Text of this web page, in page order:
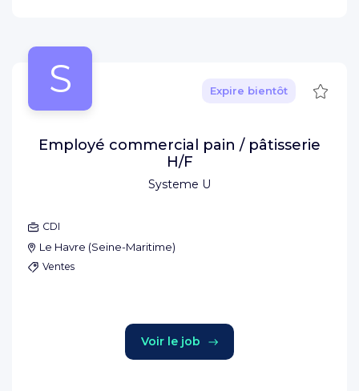
S
Systeme U
Expire bientôt
Employé commercial pain / pâtisserie
H/F
CDI
Le Havre (Seine-Maritime)
Ventes
Voir le job